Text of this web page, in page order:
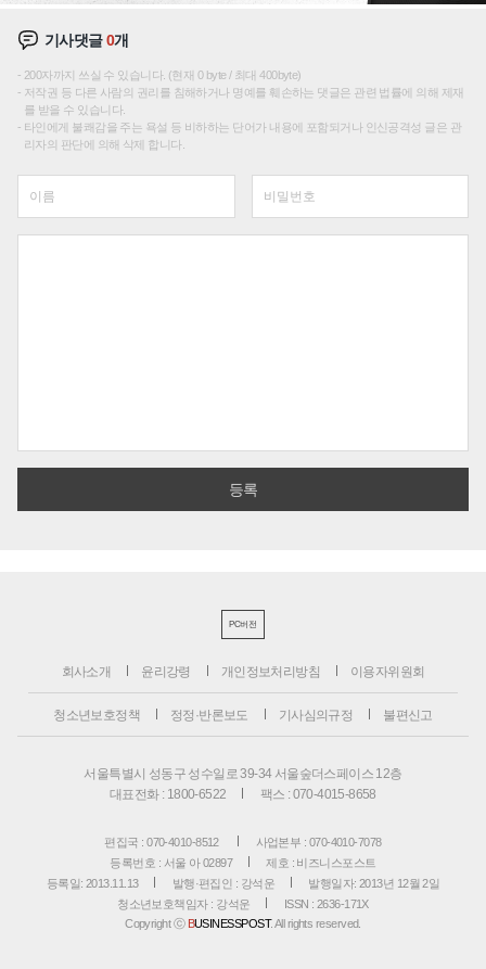
기사댓글0개
200자까지 쓰실 수 있습니다. (현재 0 byte / 최대 400byte)
저작권 등 다른 사람의 권리를 침해하거나 명예를 훼손하는 댓글은 관련 법률에 의해 제재
를 받을 수 있습니다.
타인에게 불쾌감을 주는 욕설 등 비하하는 단어가 내용에 포함되거나 인신공격성 글은 관
리자의 판단에 의해 삭제 합니다.
PC버전
회사소개 윤리강령 개인정보처리방침 이용자위원회
청소년보호정책 정정·반론보도 기사심의규정 불편신고
서울특별시 성동구 성수일로 39-34 서울숲더스페이스 12층
대표전화 : 1800-6522
팩스 : 070-4015-8658
편집국 : 070-4010-8512
사업본부 : 070-4010-7078
등록번호 : 서울 아 02897
제호 : 비즈니스포스트
등록일: 2013.11.13
발행·편집인 : 강석운
발행일자: 2013년 12월 2일
청소년보호책임자 : 강석운
ISSN : 2636-171X
Copyright ⓒ BUSINESSPOST. All rights reserved.